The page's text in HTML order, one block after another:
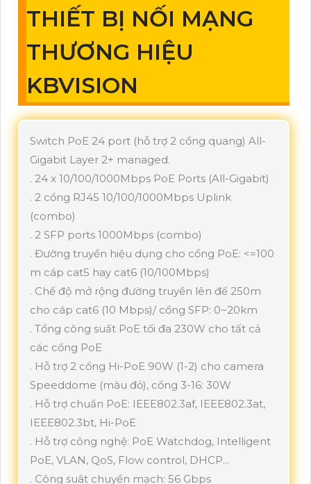
THIẾT BỊ NỐI MẠNG
THƯƠNG HIỆU
KBVISION
Switch PoE 24 port (hỗ trợ 2 cổng quang) All-
Gigabit Layer 2+ managed.
. 24 x 10/100/1000Mbps PoE Ports (All-Gigabit)
. 2 cổng RJ45 10/100/1000Mbps Uplink
(combo)
. 2 SFP ports 1000Mbps (combo)
. Đường truyền hiệu dụng cho cổng PoE: <=100
m cáp cat5 hay cat6 (10/100Mbps)
. Chế độ mở rộng đường truyền lên đế 250m
cho cáp cat6 (10 Mbps)/ cổng SFP: 0~20km
. Tổng công suất PoE tối đa 230W cho tất cả
các cổng PoE
. Hỗ trợ 2 cổng Hi-PoE 90W (1-2) cho camera
Speeddome (màu đỏ), cổng 3-16: 30W
. Hỗ trợ chuẩn PoE: IEEE802.3af, IEEE802.3at,
IEEE802.3bt, Hi-PoE
. Hỗ trợ công nghệ: PoE Watchdog, Intelligent
PoE, VLAN, QoS, Flow control, DHCP...
. Công suât chuyển mạch: 56 Gbps